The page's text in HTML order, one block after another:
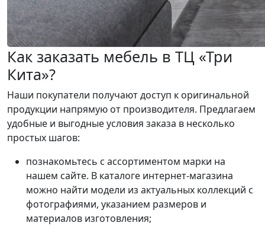
Как заказать мебель в ТЦ «Три
Кита»?
Наши покупатели получают доступ к оригинальной
продукции напрямую от производителя. Предлагаем
удобные и выгодные условия заказа в несколько
простых шагов:
познакомьтесь с ассортиментом марки на
нашем сайте. В каталоге интернет-магазина
можно найти модели из актуальных коллекций с
фотографиями, указанием размеров и
материалов изготовления;